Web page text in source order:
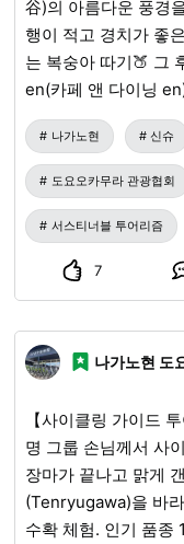
谷)의 아름다운 풍경
행이 적고 경치가 좋은 길을
는 복숭아 따기🍑 그
en(카페 앤 다이닝
게! 참여해 주셔서 감
나가노현 신슈
도요오카무라 관광협회
서스티너블 투어리즘
7
나가노현 도
【사이클링 가이드 투어~
명 그룹 손님께서 사
장마가 끝나고 맑게
(Tenryugawa)을 바라보며 사이클
수확 체험. 인기 품종